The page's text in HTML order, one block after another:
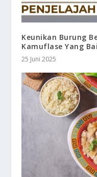
Keunikan Burung
Kamuflase Yang
25 Juni 2025